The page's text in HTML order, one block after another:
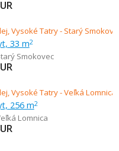
33 m2
Smokovec
256 m2
Lomnica